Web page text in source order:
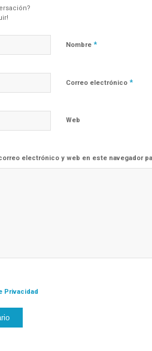
Nombre *
Correo electrónico *
Web
electrónico y web en este navegador
Privacidad